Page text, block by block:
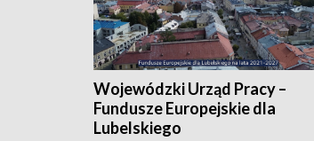
Wojewódzki Urząd Pracy –
Fundusze Europejskie dla
Lubelskiego